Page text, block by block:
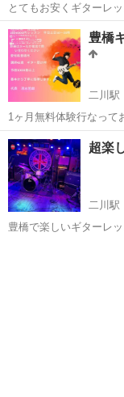
とてもお安くギターレ
細はdmくださいこちら
性別は不問です
愛知 豊橋市 市
豊橋
二川駅
1ヶ月無料体験行なって
店の3/1程度ですこれか
応募ください！優しく
きます。挫折しないやり
愛知 豊橋市 二
超楽
二川駅
豊橋で楽しいギターレ